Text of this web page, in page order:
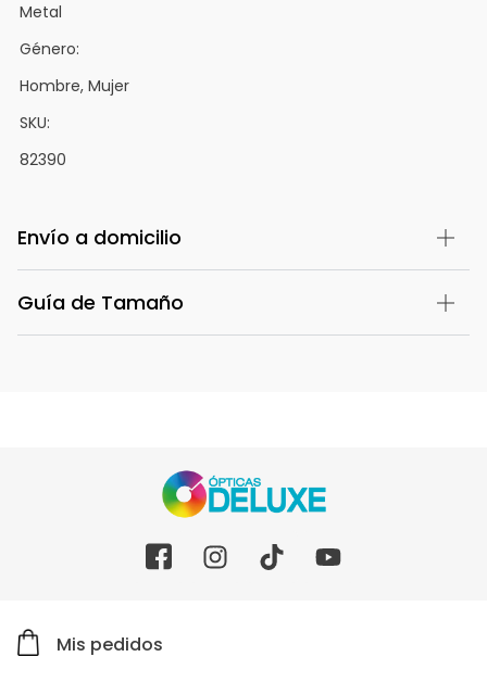
Metal
Género:
Hombre, Mujer
SKU:
82390
Envío a domicilio
Guía de Tamaño
Mis pedidos